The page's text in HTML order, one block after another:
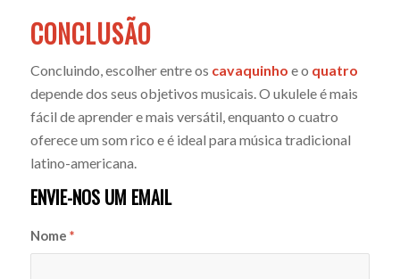
CONCLUSÃO
Concluindo, escolher entre os cavaquinho e o quatro
depende dos seus objetivos musicais. O ukulele é mais
fácil de aprender e mais versátil, enquanto o cuatro
oferece um som rico e é ideal para música tradicional
latino-americana.
ENVIE-NOS UM EMAIL
Nome *